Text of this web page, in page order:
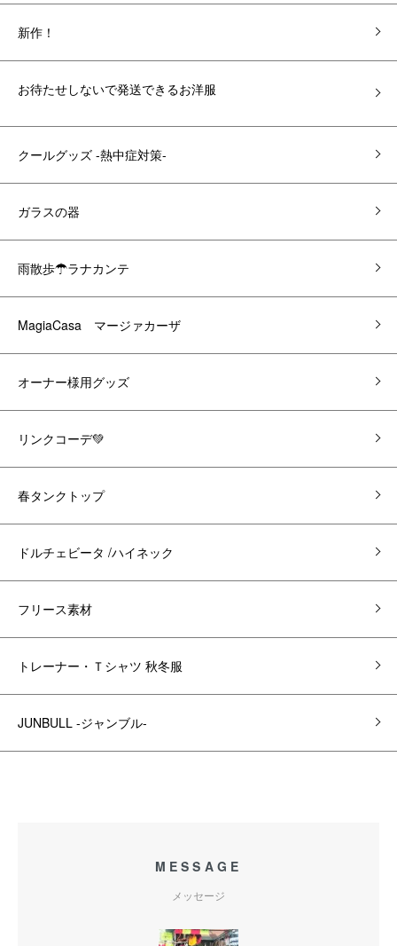
新作！
お待たせしないで発送できるお洋服
クールグッズ -熱中症対策-
ガラスの器
雨散歩☂ラナカンテ
MagiaCasa マージァカーザ
オーナー様用グッズ
リンクコーデ💚
春タンクトップ
ドルチェビータ /ハイネック
フリース素材
トレーナー・Ｔシャツ 秋冬服
JUNBULL -ジャンブル-
MESSAGE
メッセージ